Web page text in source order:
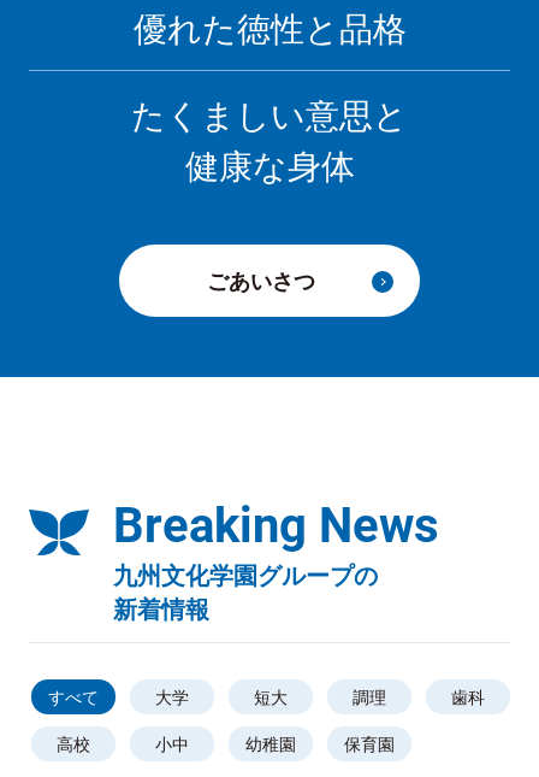
優れた徳性と品格
たくましい意思と
健康な身体
ごあいさつ
Breaking News
九州文化学園グループの
新着情報
すべて 大学 短大 調理 歯科
高校 小中 幼稚園 保育園